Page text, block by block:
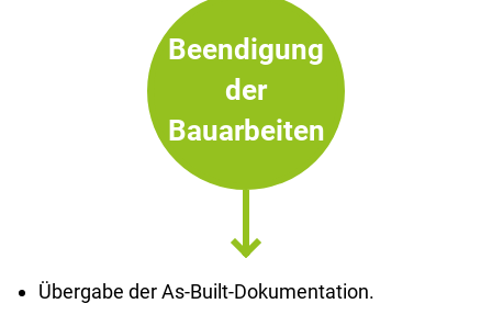
Beendigung
der
Bauarbeiten
Übergabe der As-Built-Dokumentation.